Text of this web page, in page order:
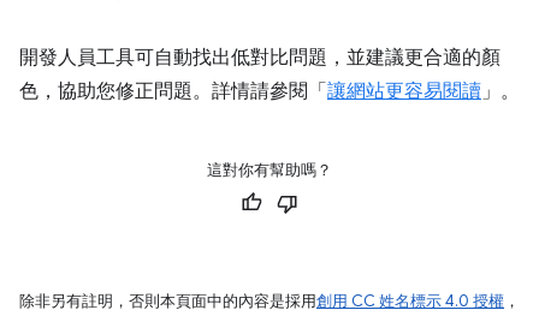
開發人員工具可自動找出低對比問題，並建議更合適的顏
色，協助您修正問題。詳情請參閱「 讓網站更容易閱讀」。
這對你有幫助嗎？
除非另有註明，否則本頁面中的內容是採用創用 CC 姓名標示 4.0 授權 ，